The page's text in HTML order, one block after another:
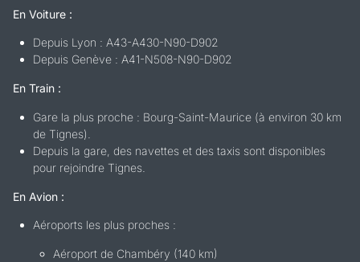
En Voiture :
Depuis Lyon : A43-A430-N90-D902
Depuis Genève : A41-N508-N90-D902
En Train :
Gare la plus proche : Bourg-Saint-Maurice (à environ 30 km
de Tignes).
Depuis la gare, des navettes et des taxis sont disponibles
pour rejoindre Tignes.
En Avion :
Aéroports les plus proches :
Aéroport de Chambéry (140 km)